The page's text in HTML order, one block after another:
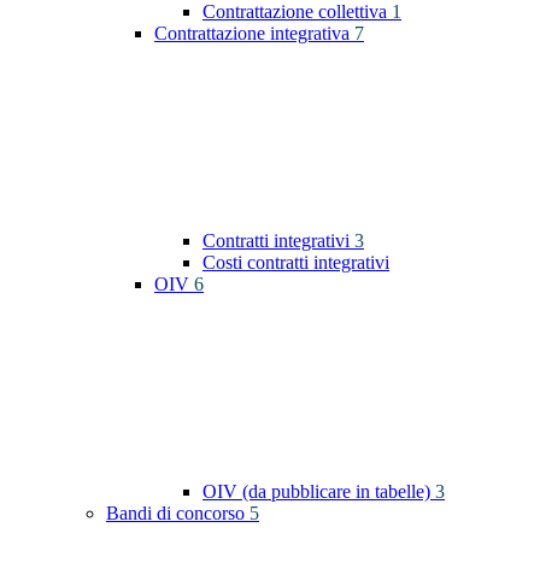
Contrattazione collettiva 1
Contrattazione integrativa 7
Contratti integrativi 3
Costi contratti integrativi
OIV 6
OIV (da pubblicare in tabelle) 3
Bandi di concorso 5